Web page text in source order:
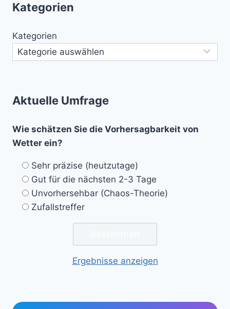
Kategorien
Kategorien
Aktuelle Umfrage
Wie schätzen Sie die Vorhersagbarkeit von
Wetter ein?
Sehr präzise (heutzutage)
Gut für die nächsten 2-3 Tage
Unvorhersehbar (Chaos-Theorie)
Zufallstreffer
Ergebnisse anzeigen